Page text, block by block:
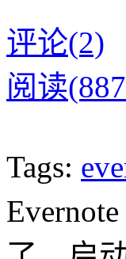
评论(2)
阅读
Tags: